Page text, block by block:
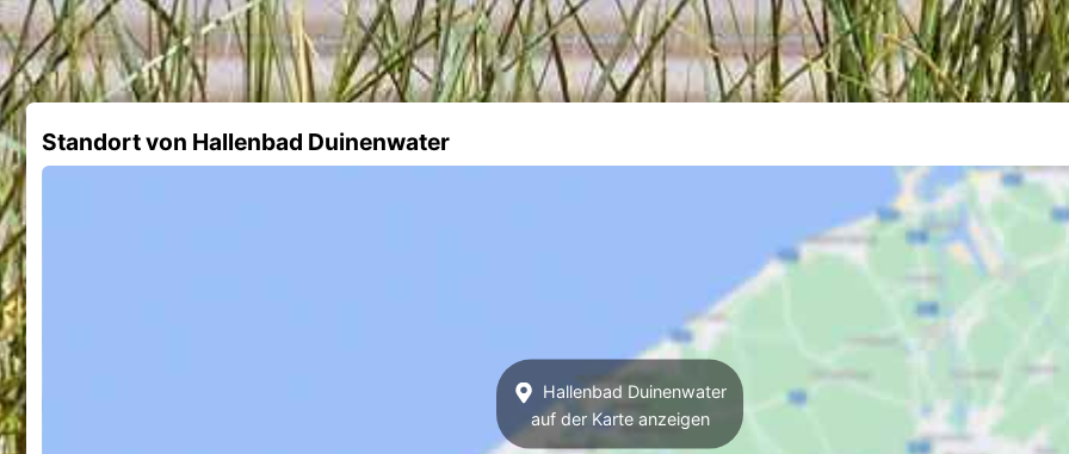
Standort von Hallenbad Duinenwater
Hallenbad Duinenwater
auf der Karte anzeigen